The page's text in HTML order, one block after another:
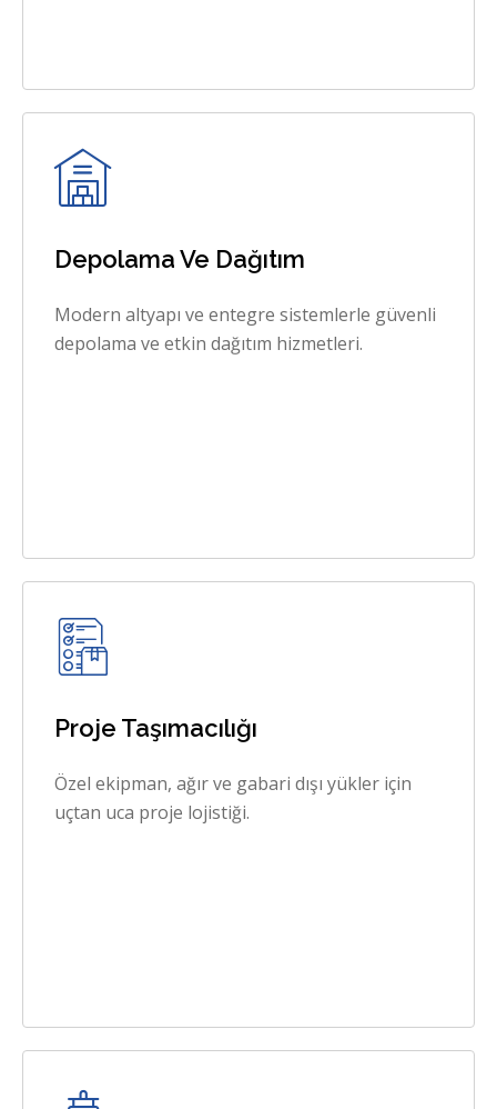
Depolama Ve Dağıtım
Modern altyapı ve entegre sistemlerle güvenli
depolama ve etkin dağıtım hizmetleri.
Proje Taşımacılığı
Özel ekipman, ağır ve gabari dışı yükler için
uçtan uca proje lojistiği.